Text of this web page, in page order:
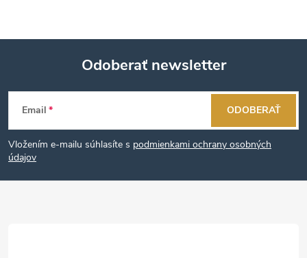
Z
á
p
Odoberať newsletter
Email
Vložením e-mailu súhlasíte s podmienkami ochrany osobných
údajov
ODOBERAŤ